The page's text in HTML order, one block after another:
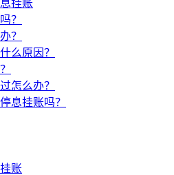
挂账
？
？
么原因？
怎么办？
息挂账吗？
账